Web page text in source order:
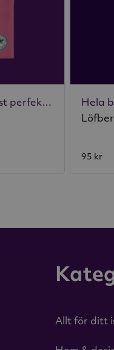
Bryggkaffe Mellanrost perfekt med mjölk 450g
95 kr
Allt för ditt